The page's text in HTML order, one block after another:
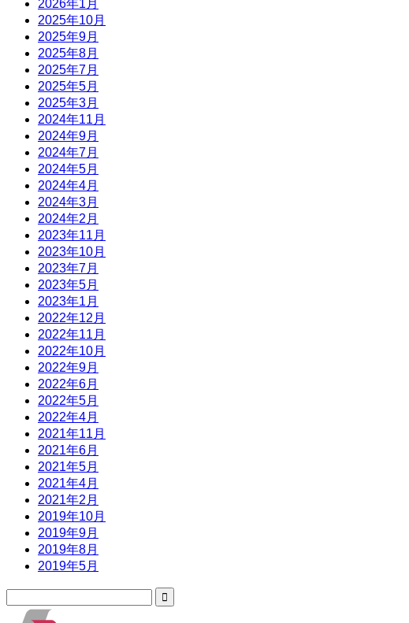
2026年1月
2025年10月
2025年9月
2025年8月
2025年7月
2025年5月
2025年3月
2024年11月
2024年9月
2024年7月
2024年5月
2024年4月
2024年3月
2024年2月
2023年11月
2023年10月
2023年7月
2023年5月
2023年1月
2022年12月
2022年11月
2022年10月
2022年9月
2022年6月
2022年5月
2022年4月
2021年11月
2021年6月
2021年5月
2021年4月
2021年2月
2019年10月
2019年9月
2019年8月
2019年5月